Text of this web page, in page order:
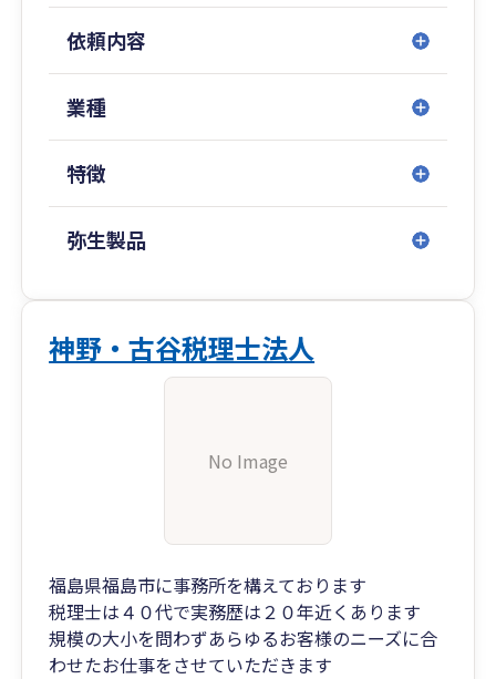
依頼内容
業種
特徴
弥生製品
神野・古谷税理士法人
No Image
福島県福島市に事務所を構えております
税理士は４０代で実務歴は２０年近くあります
規模の大小を問わずあらゆるお客様のニーズに合
わせたお仕事をさせていただきます